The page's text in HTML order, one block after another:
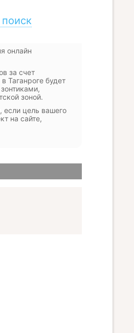
онлайн
за счет
Таганроге будет
зоной.
если цель вашего
на сайте,